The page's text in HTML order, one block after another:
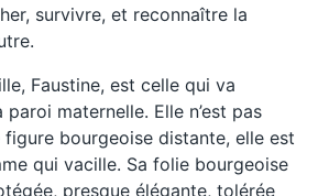
survivre, et reconnaître la
Faustine, est celle qui va
maternelle. Elle n’est pas
figure bourgeoise distante, elle est
qui vacille. Sa folie bourgeoise
presque élégante, tolérée